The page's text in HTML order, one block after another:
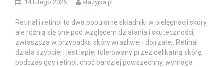
14 lutego 2026 stazyjka.pl
Retinal i retinol to dwa popularne składniki w pielęgnacji skóry,
ale różnią się one pod względem działania i skuteczności,
zwłaszcza w przypadku skóry wrażliwej i dojrzałej. Retinal
działa szybciej i jest lepiej tolerowany przez delikatną skórę,
podczas gdy retinol, choć bardziej powszechny, wymaga